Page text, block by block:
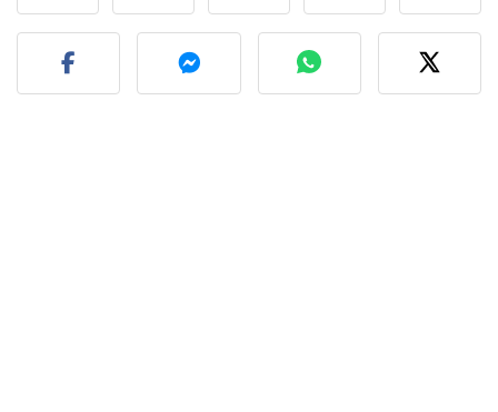
Fez esta receita?